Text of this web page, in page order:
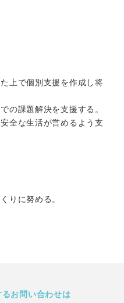
上で個別支援を作成し将
の課題解決を支援する。
全な生活が営めるよう支
りに努める。
るお問い合わせは